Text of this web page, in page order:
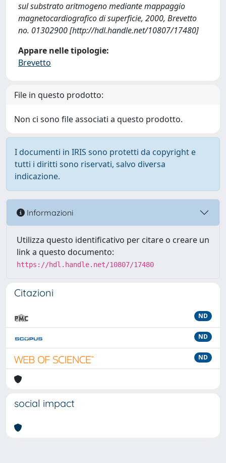
sul substrato aritmogeno mediante mappaggio
magnetocardiografico di superficie, 2000, Brevetto
no. 01302900 [http://hdl.handle.net/10807/17480]
Appare nelle tipologie:
Brevetto
File in questo prodotto:
Non ci sono file associati a questo prodotto.
I documenti in IRIS sono protetti da copyright e
tutti i diritti sono riservati, salvo diversa
indicazione.
Informazioni
Utilizza questo identificativo per citare o creare un
link a questo documento:
https://hdl.handle.net/10807/17480
Citazioni
ND
ND
ND
social impact